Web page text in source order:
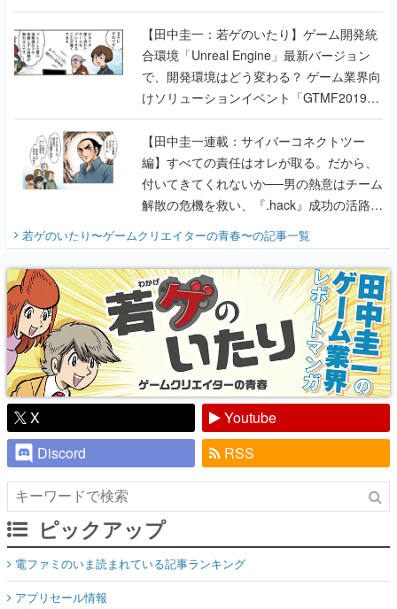
のいたり】
【田中圭一：若ゲのいたり】ゲーム開発統
合環境「Unreal Engine」最新バージョン
で、開発環境はどう変わる？ ゲーム業界向
けソリューションイベント「GTMF2019」
に行って、より理解を深めよう【PR】
【田中圭一連載：サイバーコネクトツー
編】すべての責任はオレが取る。だから、
付いてきてくれないか──男の熱意はチーム
解散の危機を救い、『.hack』成功の活路を
『少年ジャンプ』色だった【若ゲのいた
り】
若ゲのいたり〜ゲームクリエイターの青春〜の記事一覧
X
Youtube
Discord
RSS
ピックアップ
電ファミのいま読まれている記事ランキング
アプリセール情報